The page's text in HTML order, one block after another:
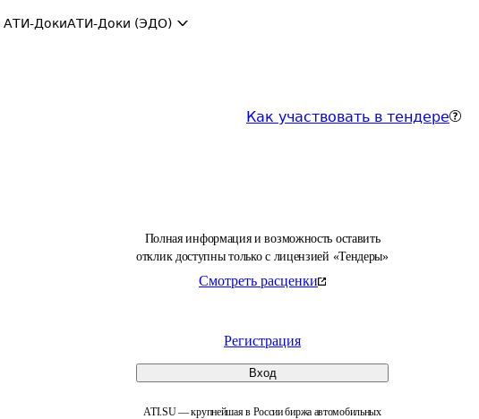
АТИ-ДокиАТИ-Доки (ЭДО)
Как участвовать в тендере
Полная информация и возможность оставить
отклик доступны только с лицензией «Тендеры»
Смотреть расценки
Регистрация
Вход
ATI.SU — крупнейшая в России биржа автомобильных